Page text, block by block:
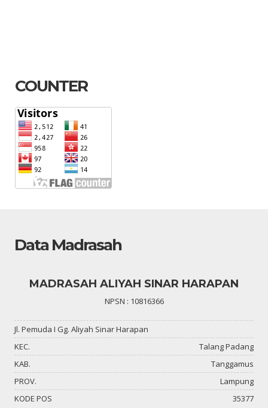
COUNTER
Data Madrasah
MADRASAH ALIYAH SINAR HARAPAN
NPSN : 10816366
Jl. Pemuda I Gg. Aliyah Sinar Harapan
KEC.
Talang Padang
KAB.
Tanggamus
PROV.
Lampung
KODE POS
35377